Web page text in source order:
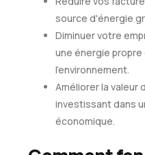
source d'énergie
Diminuer votre
une énergie
l'environnement.
Améliorer la valeur
investissant dans
économique.